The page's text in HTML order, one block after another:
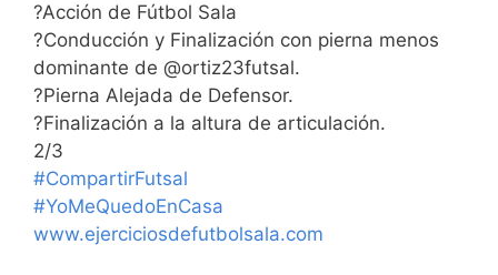
?Acción de Fútbol Sala
?Conducción y Finalización con pierna menos
dominante de @ortiz23futsal.
?Pierna Alejada de Defensor.
?Finalización a la altura de articulación.
2/3
#CompartirFutsal
#YoMeQuedoEnCasa
www.ejerciciosdefutbolsala.com